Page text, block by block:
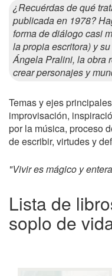
¿Recuérdas de qué
publicada en 1978?
forma de diálogo casi
la propia escritora) y
Ángela Pralini, la obra
crear personajes y
Temas y ejes
improvisación,
por la música, proceso
de escribir, virtudes y
"Vivir es mágico y
Lista de
soplo de